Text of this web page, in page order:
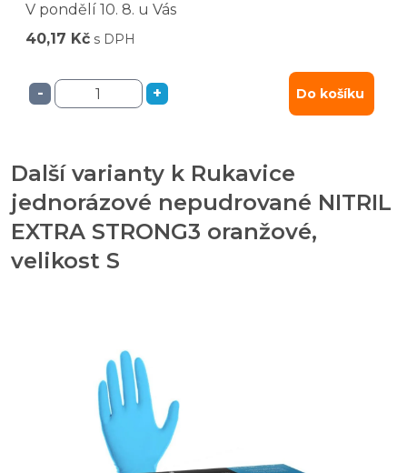
V pondělí 10. 8. u Vás
40,17 Kč s DPH
- + Do košíku
Další varianty k Rukavice
jednorázové nepudrované NITRIL
EXTRA STRONG3 oranžové,
velikost S